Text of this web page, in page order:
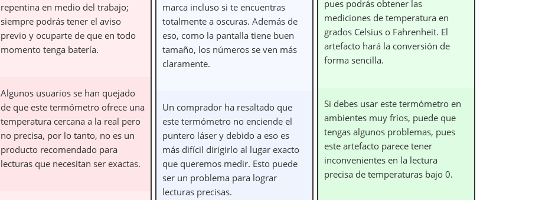
repentina en medio del trabajo;
siempre podrás tener el aviso
previo y ocuparte de que en todo
momento tenga batería.
Algunos usuarios se han quejado
de que este termómetro ofrece una
temperatura cercana a la real pero
no precisa, por lo tanto, no es un
producto recomendado para
lecturas que necesitan ser exactas.
marca incluso si te encuentras
totalmente a oscuras. Además de
eso, como la pantalla tiene buen
tamaño, los números se ven más
claramente.
Un comprador ha resaltado que
este termómetro no enciende el
puntero láser y debido a eso es
más difícil dirigirlo al lugar exacto
que queremos medir. Esto puede
ser un problema para lograr
lecturas precisas.
pues podrás obtener las
mediciones de temperatura en
grados Celsius o Fahrenheit. El
artefacto hará la conversión de
forma sencilla.
Si debes usar este termómetro en
ambientes muy fríos, puede que
tengas algunos problemas, pues
este artefacto parece tener
inconvenientes en la lectura
precisa de temperaturas bajo 0.